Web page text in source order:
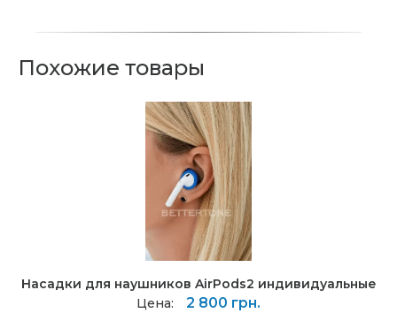
Похожие товары
Насадки для наушников AirPods2 индивидуальные
Цена:
2 800 грн.